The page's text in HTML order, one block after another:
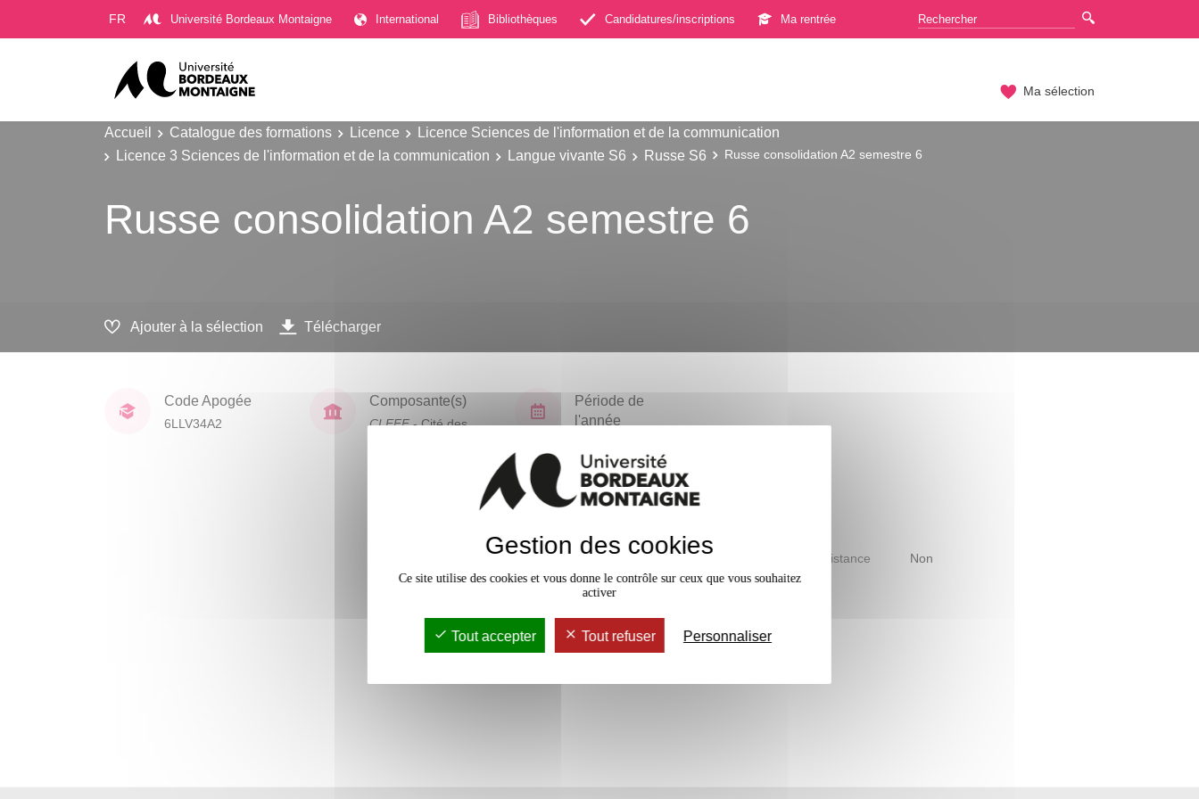
FR Université Bordeaux Montaigne International Bibliothèques Candidatures/inscriptions Ma rentrée
Ma sélection
Accueil Catalogue des formations Licence
Licence Sciences de l'information et de la communication
Licence 3 Sciences de l'information et de la communication
Langue vivante S6 Russe S6 Russe consolidation A2 semestre 6
Russe consolidation A2 semestre 6
Ajouter à la sélection Télécharger
Code Apogée
6LLV34A2
Composante(s)
CLEFF- Cité des
Période de
l'année
Accessible à distance Non
Gestion des cookies
Ce site utilise des cookies et vous donne le contrôle sur ceux que vous souhaitez
activer
Tout accepter Tout refuser Personnaliser